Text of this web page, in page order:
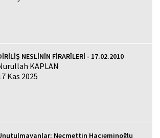
NESLİNİN FİRARÎLERİ - 17.02.2010
KAPLAN
Kas 2025
Necmettin Hacıeminoğlu